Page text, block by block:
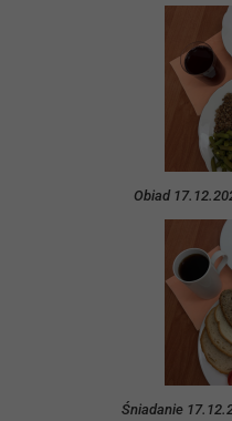
Obiad
Śniadanie